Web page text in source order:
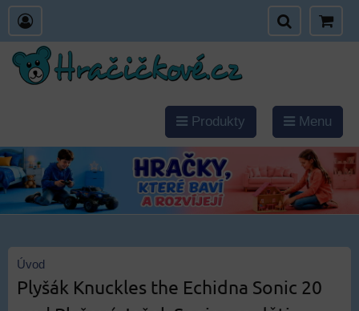
Produkty Menu
Úvod
Plyšák Knuckles the Echidna Sonic 20